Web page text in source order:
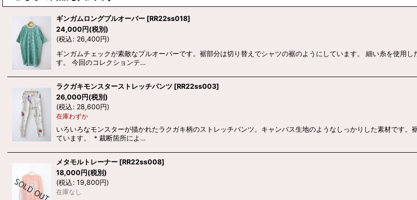
ギンガムロングプルオーバー [RR22ss018]
24,000円(税別)
(税込: 26,400円)
ギンガムチェックが素敵なプルオーバーです。裾部分は切り替えでシャツの裾のようにしています。 細い糸を使用
す。 今回のコレクションテ…
ラクガキモンスターストレッチパンツ [RR22ss003]
26,000円(税別)
(税込: 28,600円)
在庫わずか
いろいろなモンスターが描かれたラクガキ柄のストレッチパンツ。キャンパス生地のようなしっかりした素材です
ています。 ＊裁断箇所によ…
メタモルトレーナー [RR22ss008]
18,000円(税別)
(税込: 19,800円)
在庫なし